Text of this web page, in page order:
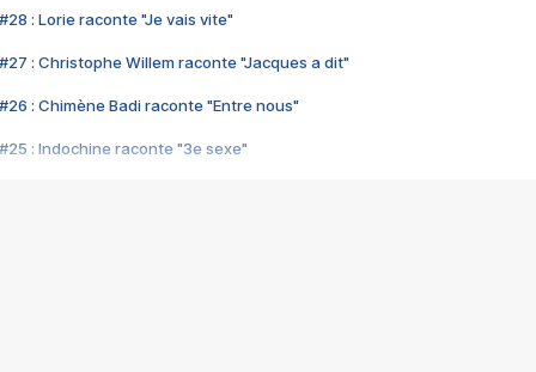
#28 : Lorie raconte "Je vais vite"
#27 : Christophe Willem raconte "Jacques a dit"
#26 : Chimène Badi raconte "Entre nous"
#25 : Indochine raconte "3e sexe"